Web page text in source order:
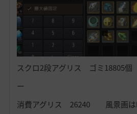
スクロ2段アグリス ゴミ18805個
ー
消費アグリス 26240 風景画は